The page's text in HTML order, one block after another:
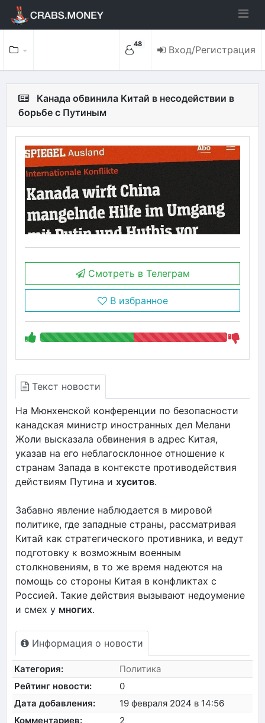
48 Вход/Регистрация
Канада обвинила Китай в несодействии в
борьбе с Путиным
Смотреть в Телеграм
В избранное
Текст новости
На Мюнхенской конференции по безопасности
канадская министр иностранных дел Мелани
Жоли высказала обвинения в адрес Китая,
указав на его неблагосклонное отношение к
странам Запада в контексте противодействия
действиям Путина и хуситов.
Забавно явление наблюдается в мировой
политике, где западные страны, рассматривая
Китай как стратегического противника, и ведут
подготовку к возможным военным
столкновениям, в то же время надеются на
помощь со стороны Китая в конфликтах с
Россией. Такие действия вызывают недоумение
и смех у многих.
Информация о новости
Категория:
Политика
Рейтинг новости:
0
Дата добавления:
19 февраля 2024 в 14:56
Комментариев:
2